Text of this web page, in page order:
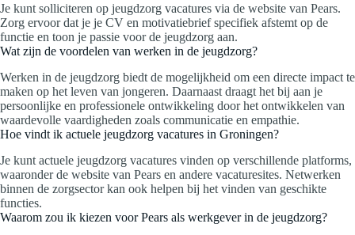
Je kunt solliciteren op jeugdzorg vacatures via de website van Pears.
Zorg ervoor dat je je CV en motivatiebrief specifiek afstemt op de
functie en toon je passie voor de jeugdzorg aan.
Wat zijn de voordelen van werken in de jeugdzorg?
Werken in de jeugdzorg biedt de mogelijkheid om een directe impact te
maken op het leven van jongeren. Daarnaast draagt het bij aan je
persoonlijke en professionele ontwikkeling door het ontwikkelen van
waardevolle vaardigheden zoals communicatie en empathie.
Hoe vindt ik actuele jeugdzorg vacatures in Groningen?
Je kunt actuele jeugdzorg vacatures vinden op verschillende platforms,
waaronder de website van Pears en andere vacaturesites. Netwerken
binnen de zorgsector kan ook helpen bij het vinden van geschikte
functies.
Waarom zou ik kiezen voor Pears als werkgever in de jeugdzorg?